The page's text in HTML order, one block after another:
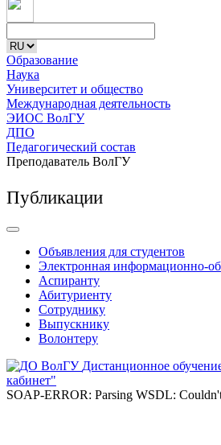
Образование
Наука
Университет и общество
Международная деятельность
ЭИОС ВолГУ
ДПО
Педагогический состав
Преподаватель ВолГУ
Публикации
Объявления для студентов
Электронная информационно-
Аспиранту
Абитуриенту
Сотруднику
Выпускнику
Волонтеру
Дистанционное
кабинет"
SOAP-ERROR: Parsing WSDL: